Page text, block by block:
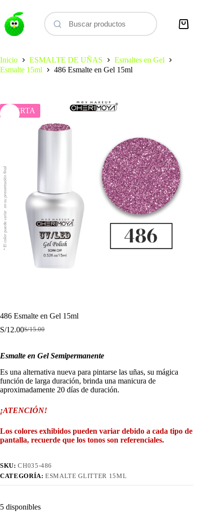
contenido
Carro
Inicio
ESMALTE DE UÑAS
Esmaltes en Gel
Esmalte 15ml
486 Esmalte en Gel 15ml
OFERTA
486 Esmalte en Gel 15ml
S/15.00
El
era:
S/15.00.
S/12.00El
es:
S/12.00.
Esmalte en Gel Semipermanente
Es una alternativa nueva para pintarse las uñas, su mágica
función de larga duración, brinda una manicura de
aproximadamente 20 días de duración.
¡ATENCIÓN!
Los colores exhibidos pueden variar debido a cada tipo de
pantalla, recuerde que los tonos son referenciales.
SKU:CH035-486
CATEGORÍA:ESMALTE GLITTER 15ML
5 disponibles